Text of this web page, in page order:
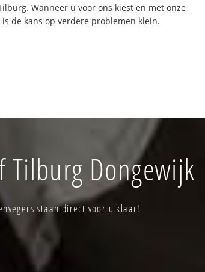
Wanneer u voor ons kiest en met onze
de kans op verdere problemen klein.
Dongewijk
staan direct voor u klaar!